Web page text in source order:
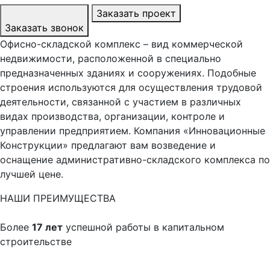
Заказать звонок
Заказать проект
Офисно-складской комплекс – вид коммерческой
недвижимости, расположенной в специально
предназначенных зданиях и сооружениях. Подобные
строения используются для осуществления трудовой
деятельности, связанной с участием в различных
видах производства, организации, контроле и
управлении предприятием. Компания «Инновационные
Конструкции» предлагают вам возведение и
оснащение административно-складского комплекса по
лучшей цене.
НАШИ ПРЕИМУЩЕСТВА
Более 17 лет успешной работы в капитальном
строительстве